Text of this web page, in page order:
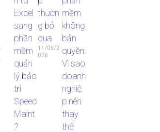
Excel
sang
phần
mềm
quản
lý bảo
trì
Speed
Maint
?
thườn
g bỏ
qua
11/06/2
026
mềm
không
bản
quyền:
Vì sao
doanh
nghiệ
p nên
thay
thế